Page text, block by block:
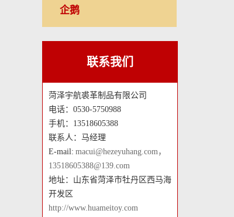
企鹅
联系我们
菏泽宇航裘革制品有限公司
电话：0530-5750988
手机：13518605388
联系人：马经理
E-mail: macui@hezeyuhang.com，
13518605388@139.com
地址：山东省菏泽市牡丹区西马海
开发区
http://www.huameitoy.com